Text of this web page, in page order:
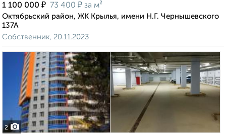
1 100 000 ₽ 73 400 ₽ за м²
Октябрьский район, ЖК Крылья, имени Н.Г. Чернышевского
137А
Собственник, 20.11.2023
2